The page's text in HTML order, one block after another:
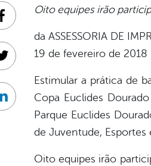
Oito equipes irão
da ASSESSORIA DE
19 de fevereiro de 2018
Estimular a prática de
Copa Euclides
Parque Euclides
de Juventude, Esportes
Oito equipes irão
Facebook
Twitter
Linkedin